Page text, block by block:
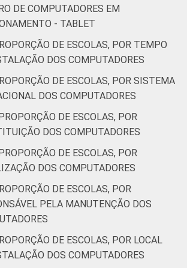
DE COMPUTADORES EM
- TABLET
DE ESCOLAS, POR TEMPO
DOS COMPUTADORES
DE ESCOLAS, POR SISTEMA
DOS COMPUTADORES
DE ESCOLAS, POR
DOS COMPUTADORES
DE ESCOLAS, POR
DOS COMPUTADORES
DE ESCOLAS, POR
PELA MANUTENÇÃO DOS
DE ESCOLAS, POR LOCAL
DOS COMPUTADORES